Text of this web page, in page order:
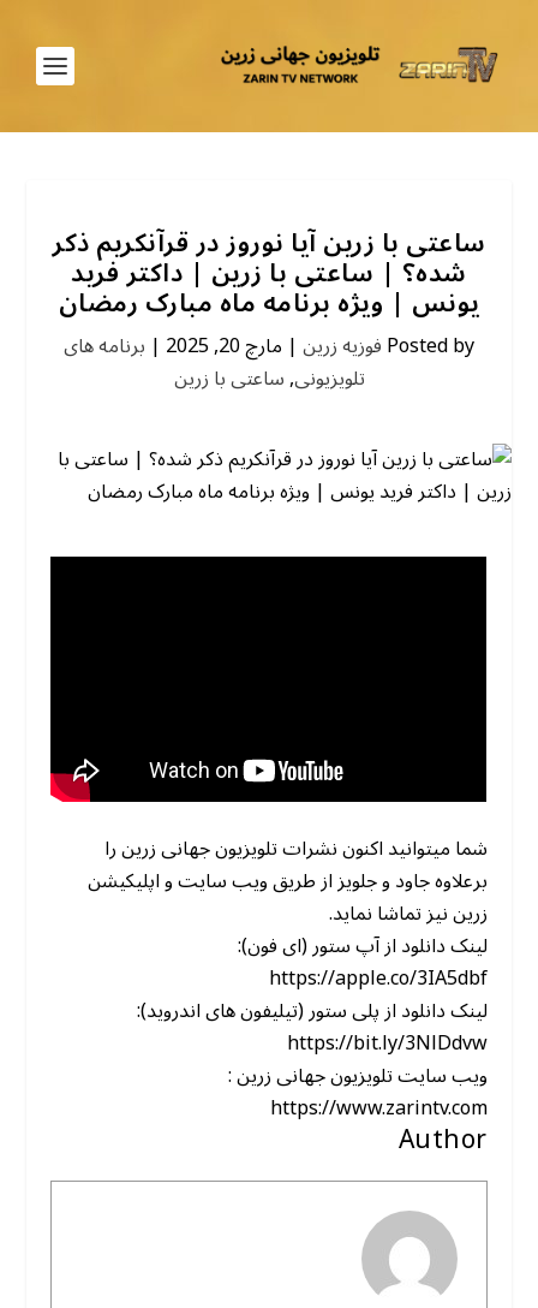
ساعتی با زرین آیا نوروز در قرآنکریم ذکر
شده؟ | ساعتی با زرین | داکتر فرید
یونس | ویژه برنامه ماه مبارک رمضان
Posted byفوزیه زرین | مارچ 20, 2025 | برنامه های
تلویزیونی,ساعتی با زرین
شما میتوانید اکنون نشرات تلویزیون جهانی زرین را
برعلاوه جاود و جلویز از طریق ویب سایت و اپلیکیشن
زرین نیز تماشا نماید.
لینک دانلود از آپ ستور (ای فون):
https://apple.co/3IA5dbf
لینک دانلود از پلی ستور (تیلیفون های اندروید):
https://bit.ly/3NlDdvw
ویب سایت تلویزیون جهانی زرین :
https://www.zarintv.com
Author